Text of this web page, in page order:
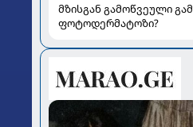
მზისგან გამოწვეული
ფოტოდერმატოზი?